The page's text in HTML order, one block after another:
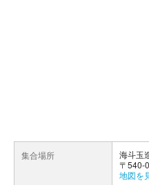
集合場所
海斗玉
〒540-
地図を